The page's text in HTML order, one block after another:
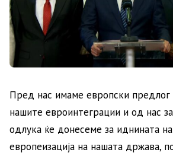
Пред нас имаме европски предлог
нашите евроинтеграции и од нас
одлука ќе донесеме за иднината
европеизација на нашата држава,